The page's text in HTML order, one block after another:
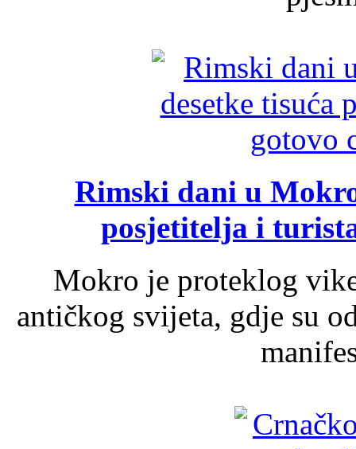
Rimski dani u
posjetitelja i
Mokro je proteklog
antičkog svijeta, gdje su